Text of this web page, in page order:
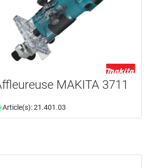
MAKITA 3711
Article(s): 21.401.03